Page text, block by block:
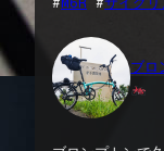
ブロ